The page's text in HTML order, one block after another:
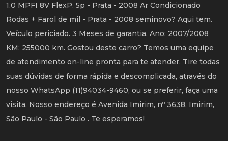
1.0 MPFI 8V FlexP. 5p - Prata - 2008 Ar Condicionado
Rodas + Farol de mil - Prata - 2008 seminovo? Aqui tem.
Veículo periciado. 3 Meses de garantia. Ano: 2007/2008
KM: 255000 km. Gostou deste carro? Temos uma equipe
de atendimento on-line pronta para te atender. Tire todas
suas dúvidas de forma rápida e descomplicada, através do
nosso WhatsApp (11)94034-9460, ou se preferir, faça uma
visita. Nosso endereço é Avenida Imirim, nº 3638, Imirim,
São Paulo - São Paulo . Te esperamos!